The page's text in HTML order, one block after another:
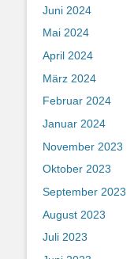
Juni 2024
Mai 2024
April 2024
März 2024
Februar 2024
Januar 2024
November 2023
Oktober 2023
September 2023
August 2023
Juli 2023